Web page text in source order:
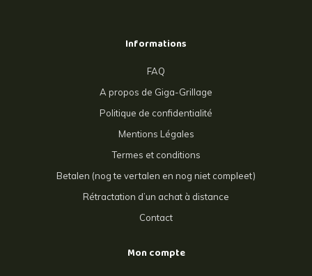
Informations
FAQ
A propos de Giga-Grillage
Politique de confidentialité
Mentions Légales
Termes et conditions
Betalen (nog te vertalen en nog niet compleet)
Rétractation d’un achat à distance
Contact
Mon compte